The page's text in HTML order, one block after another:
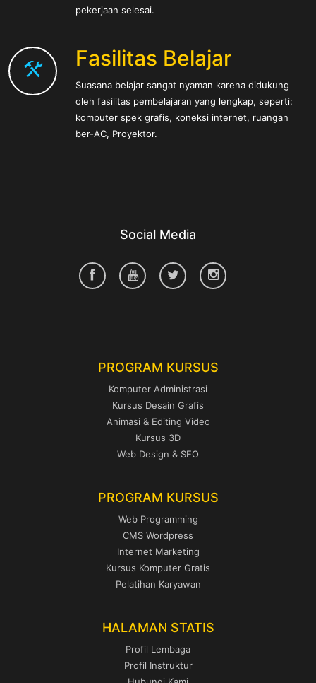
pekerjaan selesai.
Fasilitas Belajar
Suasana belajar sangat nyaman karena didukung
oleh fasilitas pembelajaran yang lengkap, seperti:
komputer spek grafis, koneksi internet, ruangan
ber-AC, Proyektor.
Social Media
PROGRAM KURSUS
Komputer Administrasi
Kursus Desain Grafis
Animasi & Editing Video
Kursus 3D
Web Design & SEO
PROGRAM KURSUS
Web Programming
CMS Wordpress
Internet Marketing
Kursus Komputer Gratis
Pelatihan Karyawan
HALAMAN STATIS
Profil Lembaga
Profil Instruktur